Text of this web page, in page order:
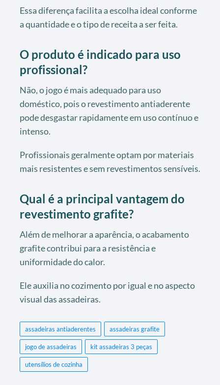
Essa diferença facilita a escolha ideal conforme
a quantidade e o tipo de receita a ser feita.
O produto é indicado para uso
profissional?
Não, o jogo é mais adequado para uso
doméstico, pois o revestimento antiaderente
pode desgastar rapidamente em uso contínuo e
intenso.
Profissionais geralmente optam por materiais
mais resistentes e sem revestimentos sensíveis.
Qual é a principal vantagem do
revestimento grafite?
Além de melhorar a aparência, o acabamento
grafite contribui para a resistência e
uniformidade do calor.
Ele auxilia no cozimento por igual e no aspecto
visual das assadeiras.
assadeiras antiaderentes assadeiras grafite
jogo de assadeiras kit assadeiras 3 peças
utensílios de cozinha